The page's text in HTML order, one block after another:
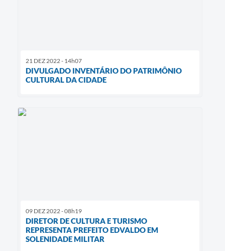
21 DEZ 2022 - 14h07
DIVULGADO INVENTÁRIO DO PATRIMÔNIO
CULTURAL DA CIDADE
09 DEZ 2022 - 08h19
DIRETOR DE CULTURA E TURISMO
REPRESENTA PREFEITO EDVALDO EM
SOLENIDADE MILITAR